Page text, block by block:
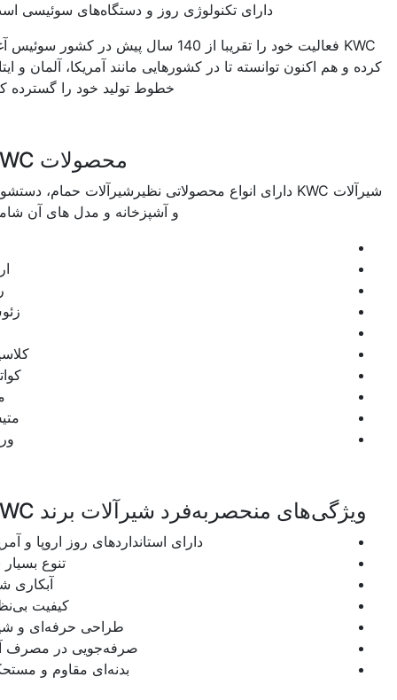
دارای تکنولوژی روز و دستگاه‌های سوئیسی است.
KWC فعالیت خود را تقریبا از 140 سال پیش در کشور سوئیس آغاز
و هم اکنون توانسته تا در کشورهایی مانند آمریکا، آلمان و ایتالیا
خطوط تولید خود را گسترده کند.
محصولات KWC
شیرآلات KWC دارای انواع محصولاتی نظیرشیرآلات حمام، دستشویی
و آشپزخانه و مدل های آن شامل:
زئوس
کلاسیک
کواترو
متیس
ورونا
ویژگی‌های منحصربه‌فرد شیرآلات برند KWC
دارای استانداردهای روز اروپا و آمریکا
تنوع بسیار بالا
آبکاری شده
کیفیت بی‌نظیر
طراحی حرفه‌ای و شیک
صرفه‌جویی در مصرف آب
بدنه‌ای مقاوم و مستحکم